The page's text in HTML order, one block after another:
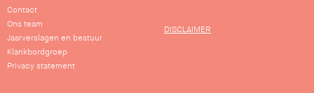
Contact
Ons team
Jaarverslagen en bestuur
Klankbordgroep
Privacy statement
DISCLAIMER